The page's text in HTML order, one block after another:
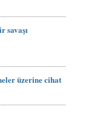
savaşı
üzerine cihat